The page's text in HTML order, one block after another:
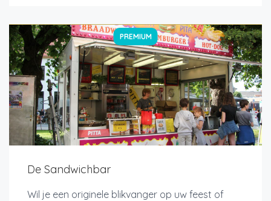
PREMIUM
De Sandwichbar
Wil je een originele blikvanger op uw feest of